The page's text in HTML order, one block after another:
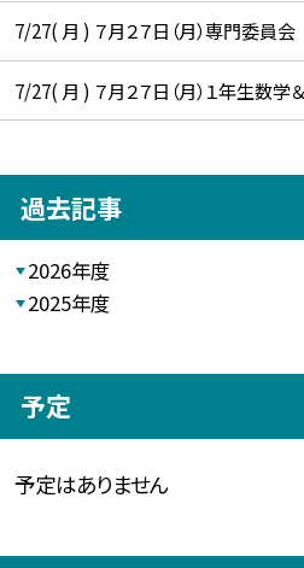
7/27( 月 ) ７月２７日（月）専門委員会
7/27( 月 ) ７月２７日（月）１年生数学
過去記事
2026年度
2025年度
予定
予定はありません